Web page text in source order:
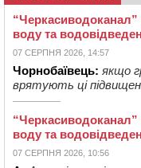
воду та
07 СЕРПНЯ 2026, 14:57
Чорнобаївець: якщо
врятують ці
воду та
07 СЕРПНЯ 2026, 10:56